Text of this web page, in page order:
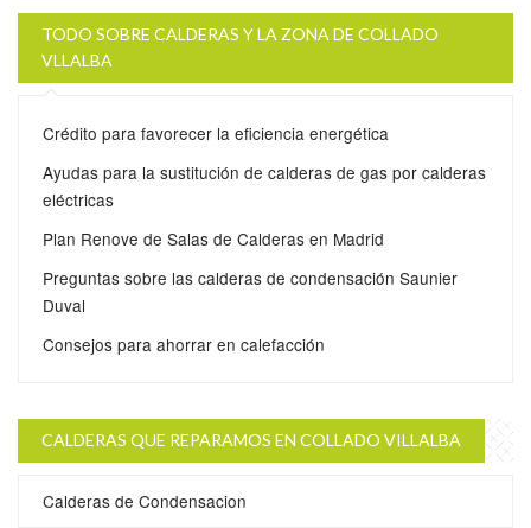
TODO SOBRE CALDERAS Y LA ZONA DE COLLADO
VLLALBA
Crédito para favorecer la eficiencia energética
Ayudas para la sustitución de calderas de gas por calderas
eléctricas
Plan Renove de Salas de Calderas en Madrid
Preguntas sobre las calderas de condensación Saunier
Duval
Consejos para ahorrar en calefacción
CALDERAS QUE REPARAMOS EN COLLADO VILLALBA
Calderas de Condensacion